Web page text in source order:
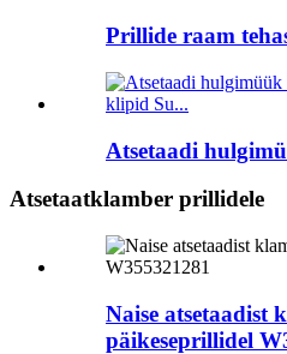
Prillide raam
Atsetaadi
Atsetaatklamber prillidele
Naise atsetaadist
päikeseprillidel